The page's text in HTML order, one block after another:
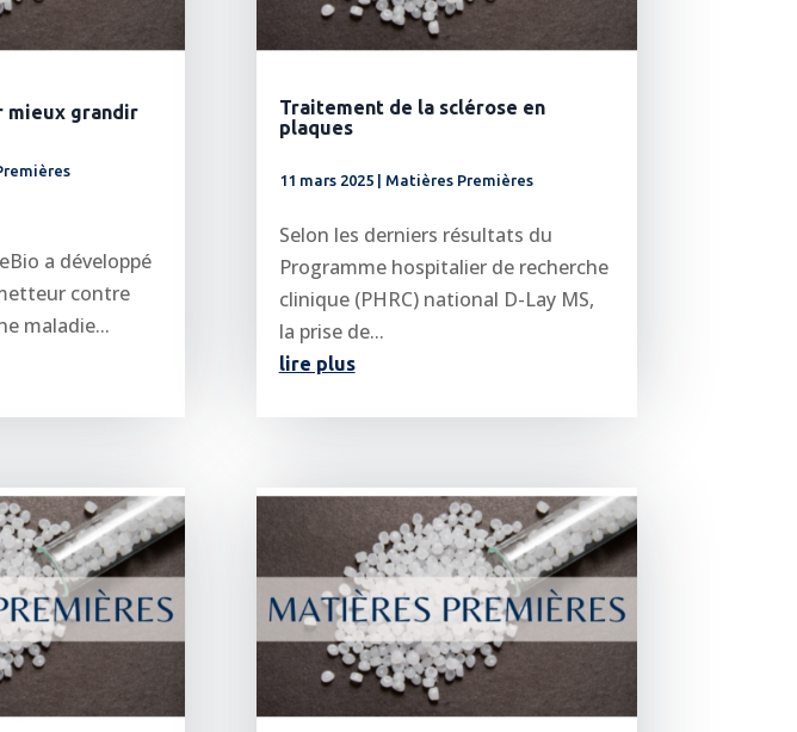
mieux grandir
a développé
contre
maladie...
Traitement de la sclérose en
plaques
11 mars 2025| Matières Premières
Selon les derniers résultats du
Programme hospitalier de recherche
clinique (PHRC) national D-Lay MS,
la prise de...
lire plus